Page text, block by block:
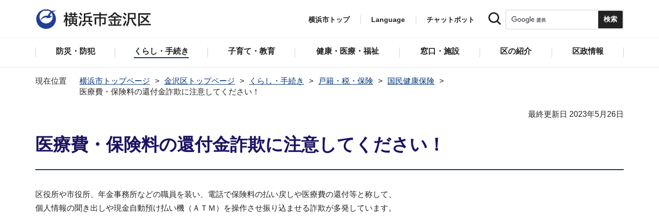
横浜市トップ Language チャットボット
防災・防犯 くらし・手続き 子育て・教育 健康・医療・福祉 窓口・施設 区の紹介 区政情報
現在位置 横浜市トップページ 金沢区トップページ くらし・手続き 戸籍・税・保険
国民健康保険
医療費・保険料の還付金詐欺に注意してください！
最終更新日 2023年5月26日
医療費・保険料の還付金詐欺に注意してください！
区役所や市役所、年金事務所などの職員を装い、電話で保険料の払い戻しや医療費の還付等と称して、
個人情報の聞き出しや現金自動預け払い機（ＡＴＭ）を操作させ振り込ませる詐欺が多発しています。